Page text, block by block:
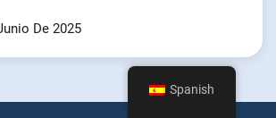
De 2025
Spanish